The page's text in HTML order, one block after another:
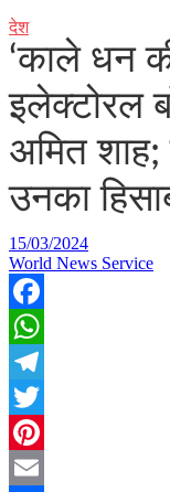
देश
‘काले धन
इलेक्टोरल
अमित शाह;
उनका
15/03/2024
World News Service
Facebook
WhatsApp
Telegram
Twitter
Pinterest